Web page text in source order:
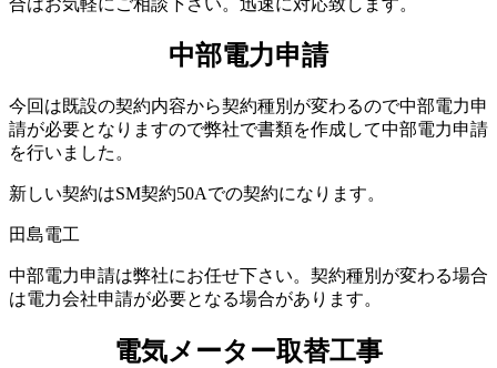
中部電力申請
今回は既設の契約内容から契約種別が変わるので中部電力申
請が必要となりますので弊社で書類を作成して中部電力申請
を行いました。
新しい契約はSM契約50Aでの契約になります。
中部電力申請は弊社にお任せ下さい。契約種別が変わる場合
は電力会社申請が必要となる場合があります。
電気メーター取替工事